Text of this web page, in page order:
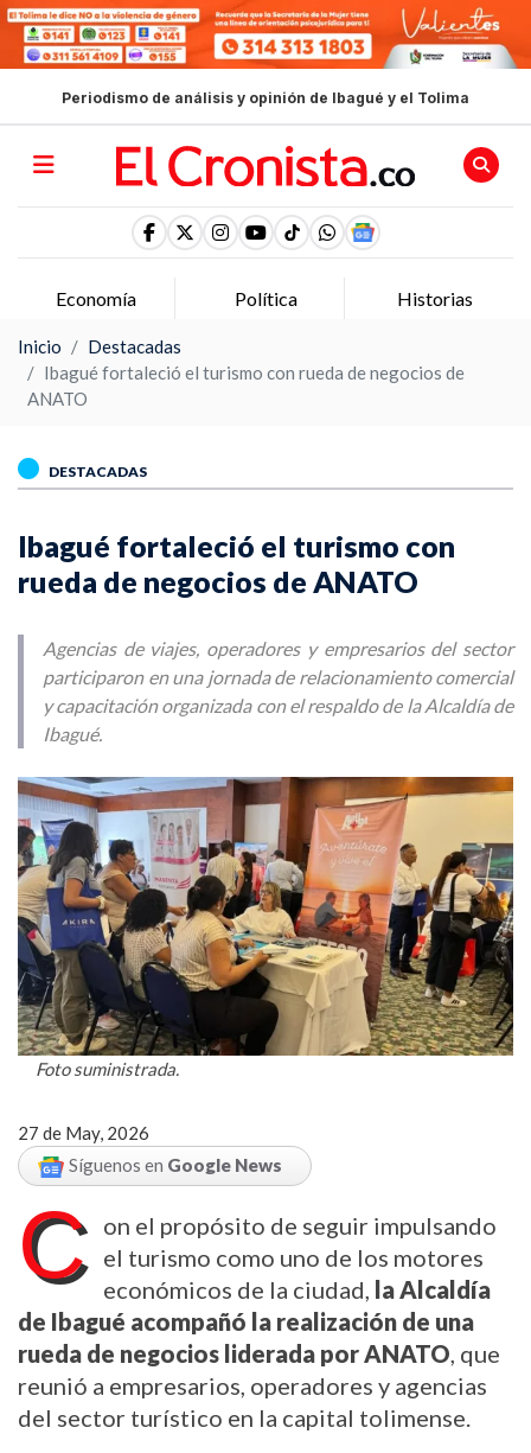
Periodismo de análisis y opinión de Ibagué y el Tolima
Economía Política Historias
Inicio
Destacadas
Ibagué fortaleció el turismo con rueda de negocios de
ANATO
DESTACADAS
Ibagué fortaleció el turismo con
rueda de negocios de ANATO
Agencias de viajes, operadores y empresarios del sector
participaron en una jornada de relacionamiento comercial
y capacitación organizada con el respaldo de la Alcaldía de
Ibagué.
Foto suministrada.
27 de May, 2026
Síguenos en Google News
C
on el propósito de seguir impulsando
el turismo como uno de los motores
económicos de la ciudad, la Alcaldía
de Ibagué acompañó la realización de una
rueda de negocios liderada por ANATO, que
reunió a empresarios, operadores y agencias
del sector turístico en la capital tolimense.